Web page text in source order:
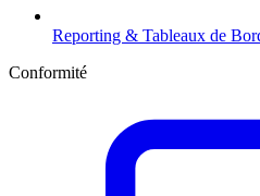
Reporting & Tableaux de
Conformité